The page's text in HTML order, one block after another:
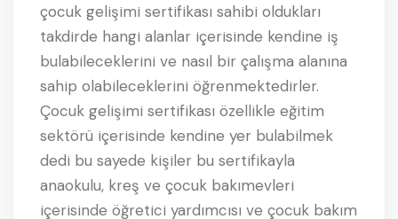
çocuk gelişimi sertifikası sahibi oldukları
takdirde hangi alanlar içerisinde kendine iş
bulabileceklerini ve nasıl bir çalışma alanına
sahip olabileceklerini öğrenmektedirler.
Çocuk gelişimi sertifikası özellikle eğitim
sektörü içerisinde kendine yer bulabilmek
dedi bu sayede kişiler bu sertifikayla
anaokulu, kreş ve çocuk bakımevleri
içerisinde öğretici yardımcısı ve çocuk bakım